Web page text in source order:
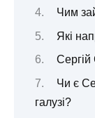
Чим
Які
Сергій
Чи є
галузі?